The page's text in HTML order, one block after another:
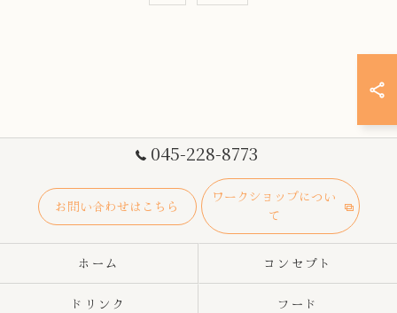
045-228-8773
お問い合わせはこちら
ワークショップについ
て
ホーム コンセプト
ドリンク フード